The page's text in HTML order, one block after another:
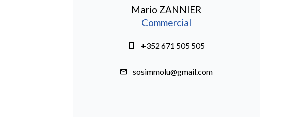
Mario ZANNIER
Commercial
+352 671 505 505
sosimmolu@gmail.com